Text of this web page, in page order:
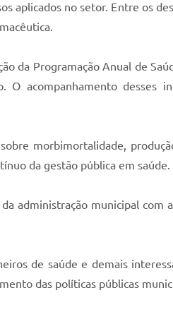
aplicados no setor. Entre os
da Programação Anual de
O acompanhamento desses
morbimortalidade,
da gestão pública em saúde.
administração municipal
de saúde e demais
das políticas públicas